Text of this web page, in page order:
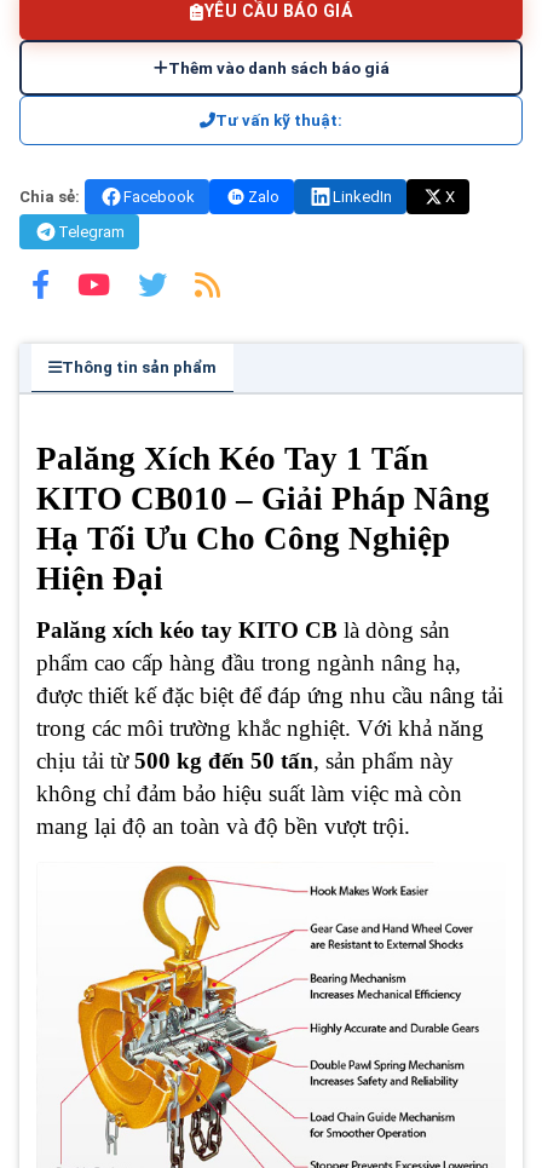
YÊU CẦU BÁO GIÁ
Thêm vào danh sách báo giá
Tư vấn kỹ thuật:
Chia sẻ: Facebook Zalo LinkedIn
X
Telegram
Thông tin sản phẩm
Palăng Xích Kéo Tay 1 Tấn
KITO CB010 – Giải Pháp Nâng
Hạ Tối Ưu Cho Công Nghiệp
Hiện Đại
Palăng xích kéo tay KITO CB là dòng sản
phẩm cao cấp hàng đầu trong ngành nâng hạ,
được thiết kế đặc biệt để đáp ứng nhu cầu nâng tải
trong các môi trường khắc nghiệt. Với khả năng
chịu tải từ500 kg đến 50 tấn, sản phẩm này
không chỉ đảm bảo hiệu suất làm việc mà còn
mang lại độ an toàn và độ bền vượt trội.